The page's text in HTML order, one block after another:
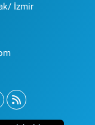
İzmir